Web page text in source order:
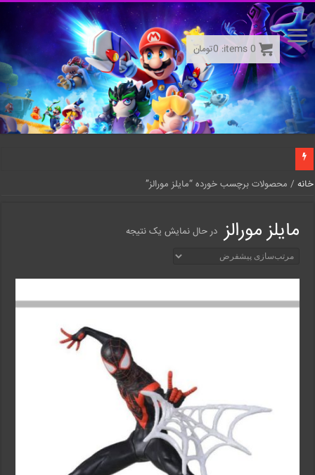
خانه / محصولات برچسب خورده “مایلز مورالز”
مایلز مورالز در حال نمایش یک نتیجه
0
items:
0تومان